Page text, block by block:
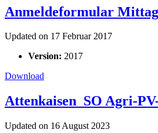
Anmeldeformular
Updated on 17 Februar 2017
Version: 2017
Download
Attenkaisen_SO Agri-
Updated on 16 August 2023